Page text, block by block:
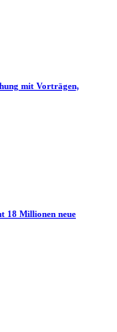
mit Vorträgen,
18 Millionen neue